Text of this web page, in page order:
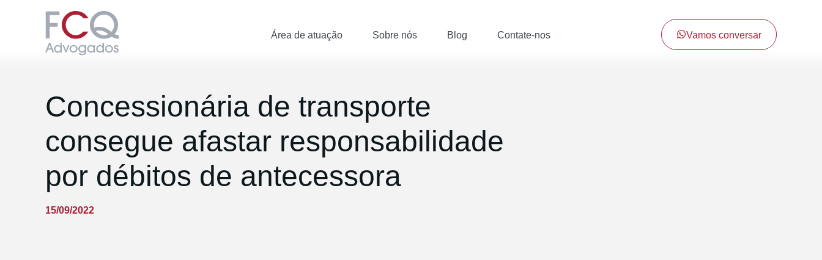
Área de atuação Sobre nós Blog Contate-nos Vamos conversar
Concessionária de transporte
consegue afastar responsabilidade
por débitos de antecessora
15/09/2022